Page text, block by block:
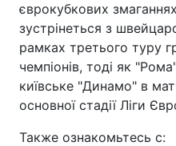
єврокубкових
зустрінеться з
рамках третього туру
чемпіонів, тоді як
київське "Динамо" в
основної стадії Ліги
Также ознакомьтесь с: